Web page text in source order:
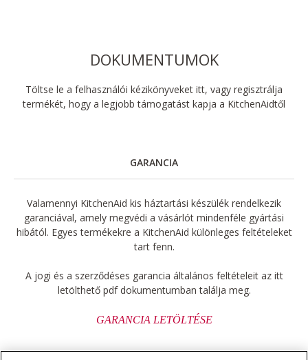
DOKUMENTUMOK
Töltse le a felhasználói kézikönyveket itt, vagy regisztrálja
termékét, hogy a legjobb támogatást kapja a KitchenAidtől
GARANCIA
Valamennyi KitchenAid kis háztartási készülék rendelkezik
garanciával, amely megvédi a vásárlót mindenféle gyártási
hibától. Egyes termékekre a KitchenAid különleges feltételeket
tart fenn.
A jogi és a szerződéses garancia általános feltételeit az itt
letölthető pdf dokumentumban találja meg.
GARANCIA LETÖLTÉSE